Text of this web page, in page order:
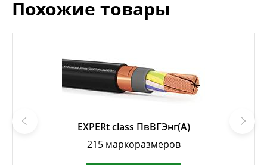
Похожие товары
EXPERt class ПвВГЭнг(А)
215 маркоразмеров